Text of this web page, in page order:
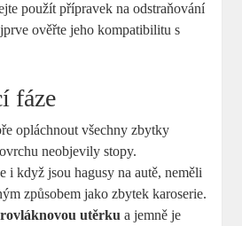
použít přípravek na odstraňování
ověřte jeho kompatibilitu s
fáze
opláchnout všechny zbytky
neobjevily stopy.
i když jsou hagusy na autě, neměli
způsobem jako zbytek karoserie.
utěrku a jemně je